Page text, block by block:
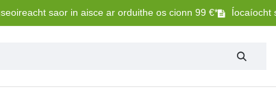
saor in aisce ar orduithe os cionn 99 €* Íocaíocht